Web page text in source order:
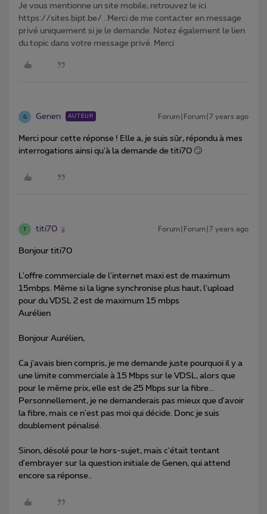
Je vous mentionne un site mobile, retrouvez le ici
https://sites.bipt.be/ . Merci de me contacter en message
privé uniquement si je le demande. Notez également le lien
du topic dans votre message privé. Merci
G Genen AUTEUR Forum|Forum|7 years ago
Merci pour cette réponse ! Elle a, je suis sûr, répondu à mes
interrogations ainsi qu'à la demande de titi70 🙄
T titi70 Forum|Forum|7 years ago
Bonjour titi70
L'offre commerciale de l'internet maxi est de maximum
15mbps. Même si la ligne synchronise plus haut, l'upload
pour du VDSL 2 est de maximum 15 mbps
Aurélien
Bonjour Aurélien,
Ca j'avais bien compris, je me demande juste pourquoi il y a
une limite commerciale à 15 Mbps sur le VDSL, alors que
pour le même prix, elle est de 25 Mbps sur la fibre...
Personnellement, je ne demanderais pas mieux que d'avoir
la fibre, mais ce n'est pas moi qui décide. Donc je suis
doublement pénalisé.
Sinon, désolé pour le hors-sujet, mais c'était tentant
d'embrayer sur la question initiale de Genen, qui attend
encore sa réponse..